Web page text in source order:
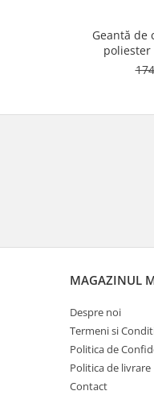
Geantă de
poliester
acoperită cu
MAGAZINUL
Despre noi
Termeni si
Politica de
Politica de livrare
Contact